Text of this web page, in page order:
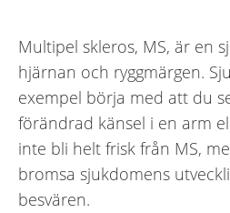
Multipel skleros, MS, är en
hjärnan och ryggmärgen.
exempel börja med att du
förändrad känsel i en arm
inte bli helt frisk från MS,
bromsa sjukdomens
besvären.